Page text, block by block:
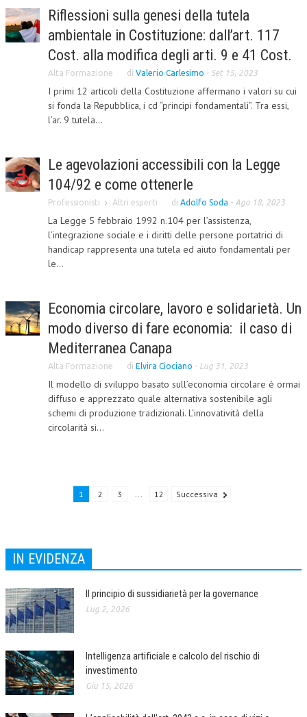
FISCO
DIRITTO TRIBUTARIO
FISCALITÀ INTERNAZIONALE
TAX RISK MANAGEMENT
TRANSFER PRICING
PRASSI
AMMINISTRATIVA
TRIBUTARIA
EUROPEA
COSTITUZIONALE
TRIBUTARIA
PENALE
CORSI ENTI TERZI
TELEGRAM
DOCUMENTI
MANUALI E MONOGRAFIE
TESI DI LAUREA
MATERIALE DIDATTICO
INVITI E PROMOZIONI
Riflessioni sulla genesi della tutela
ambientale in Costituzione: dall’art. 117
Cost. alla modifica degli arti. 9 e 41 Cost.
Alta Formazione di Valerio Carlesimo - Set 15, 2023
I primi 12 articoli della Costituzione affermano i valori su cui
si fonda la Repubblica, i cd “principi fondamentali”. Tra essi,
l’ar. 9 tutela...
Le agevolazioni accessibili con la Legge
104/92 e come ottenerle
Professionisti Altri esperti di Adolfo Soda - Ago 18, 2023
La Legge 5 febbraio 1992 n.104 per l’assistenza,
l’integrazione sociale e i diritti delle persone portatrici di
handicap rappresenta una tutela ed aiuto fondamentali per
le...
Economia circolare, lavoro e solidarietà. Un
modo diverso di fare economia: il caso di
Mediterranea Canapa
Alta Formazione di Elvira Ciociano - Lug 31, 2023
Il modello di sviluppo basato sull’economia circolare è ormai
diffuso e apprezzato quale alternativa sostenibile agli
schemi di produzione tradizionali. L’innovatività della
circolarità si...
1 2 3 ... 12 Successiva
IN EVIDENZA
Il principio di sussidiarietà per la governance
Lug 2, 2026
Intelligenza artificiale e calcolo del rischio di
investimento
Giu 15, 2026